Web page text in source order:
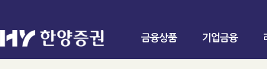
금융상품 기업금융